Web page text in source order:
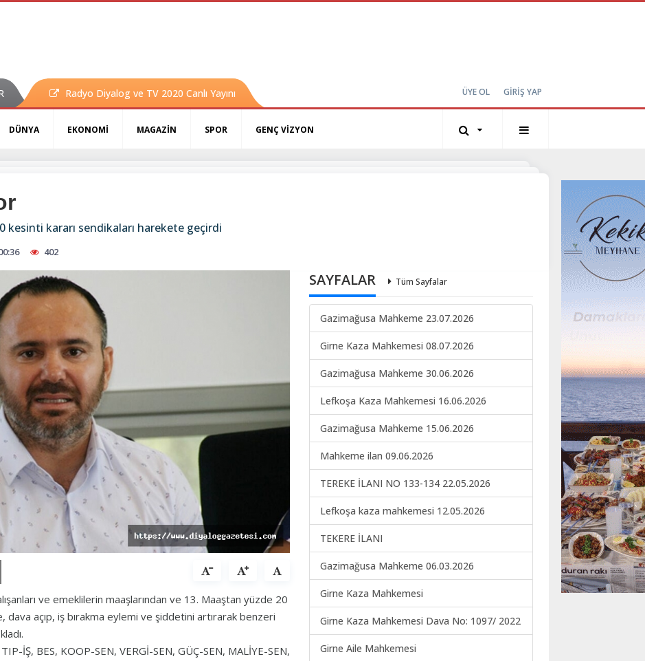
Radyo Diyalog ve TV 2020 Canlı Yayını ÜYE OL GİRİŞ YAP
DÜNYA EKONOMİ MAGAZİN SPOR GENÇ VİZYON
kararı sendikaları harekete geçirdi
402
ve emeklilerin maaşlarından ve 13. Maaştan yüzde 20
açıp, iş bırakma eylemi ve şiddetini artırarak benzeri
İŞ, BES, KOOP-SEN, VERGİ-SEN, GÜÇ-SEN, MALİYE-SEN,
SAYFALAR Tüm Sayfalar
Gazimağusa Mahkeme 23.07.2026
Girne Kaza Mahkemesi 08.07.2026
Gazimağusa Mahkeme 30.06.2026
Lefkoşa Kaza Mahkemesi 16.06.2026
Gazimağusa Mahkeme 15.06.2026
Mahkeme ilan 09.06.2026
TEREKE İLANI NO 133-134 22.05.2026
Lefkoşa kaza mahkemesi 12.05.2026
TEKERE İLANI
Gazimağusa Mahkeme 06.03.2026
Girne Kaza Mahkemesi
Girne Kaza Mahkemesi Dava No: 1097/ 2022
Girne Aile Mahkemesi